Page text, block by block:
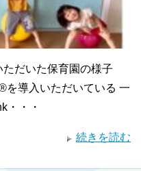
ただいた保育園の様子
を導入いただいている 一
・・・
続きを読む